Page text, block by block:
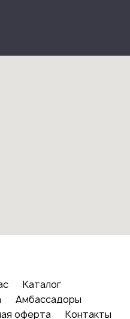
Каталог
Амбассадоры
оферта Контакты